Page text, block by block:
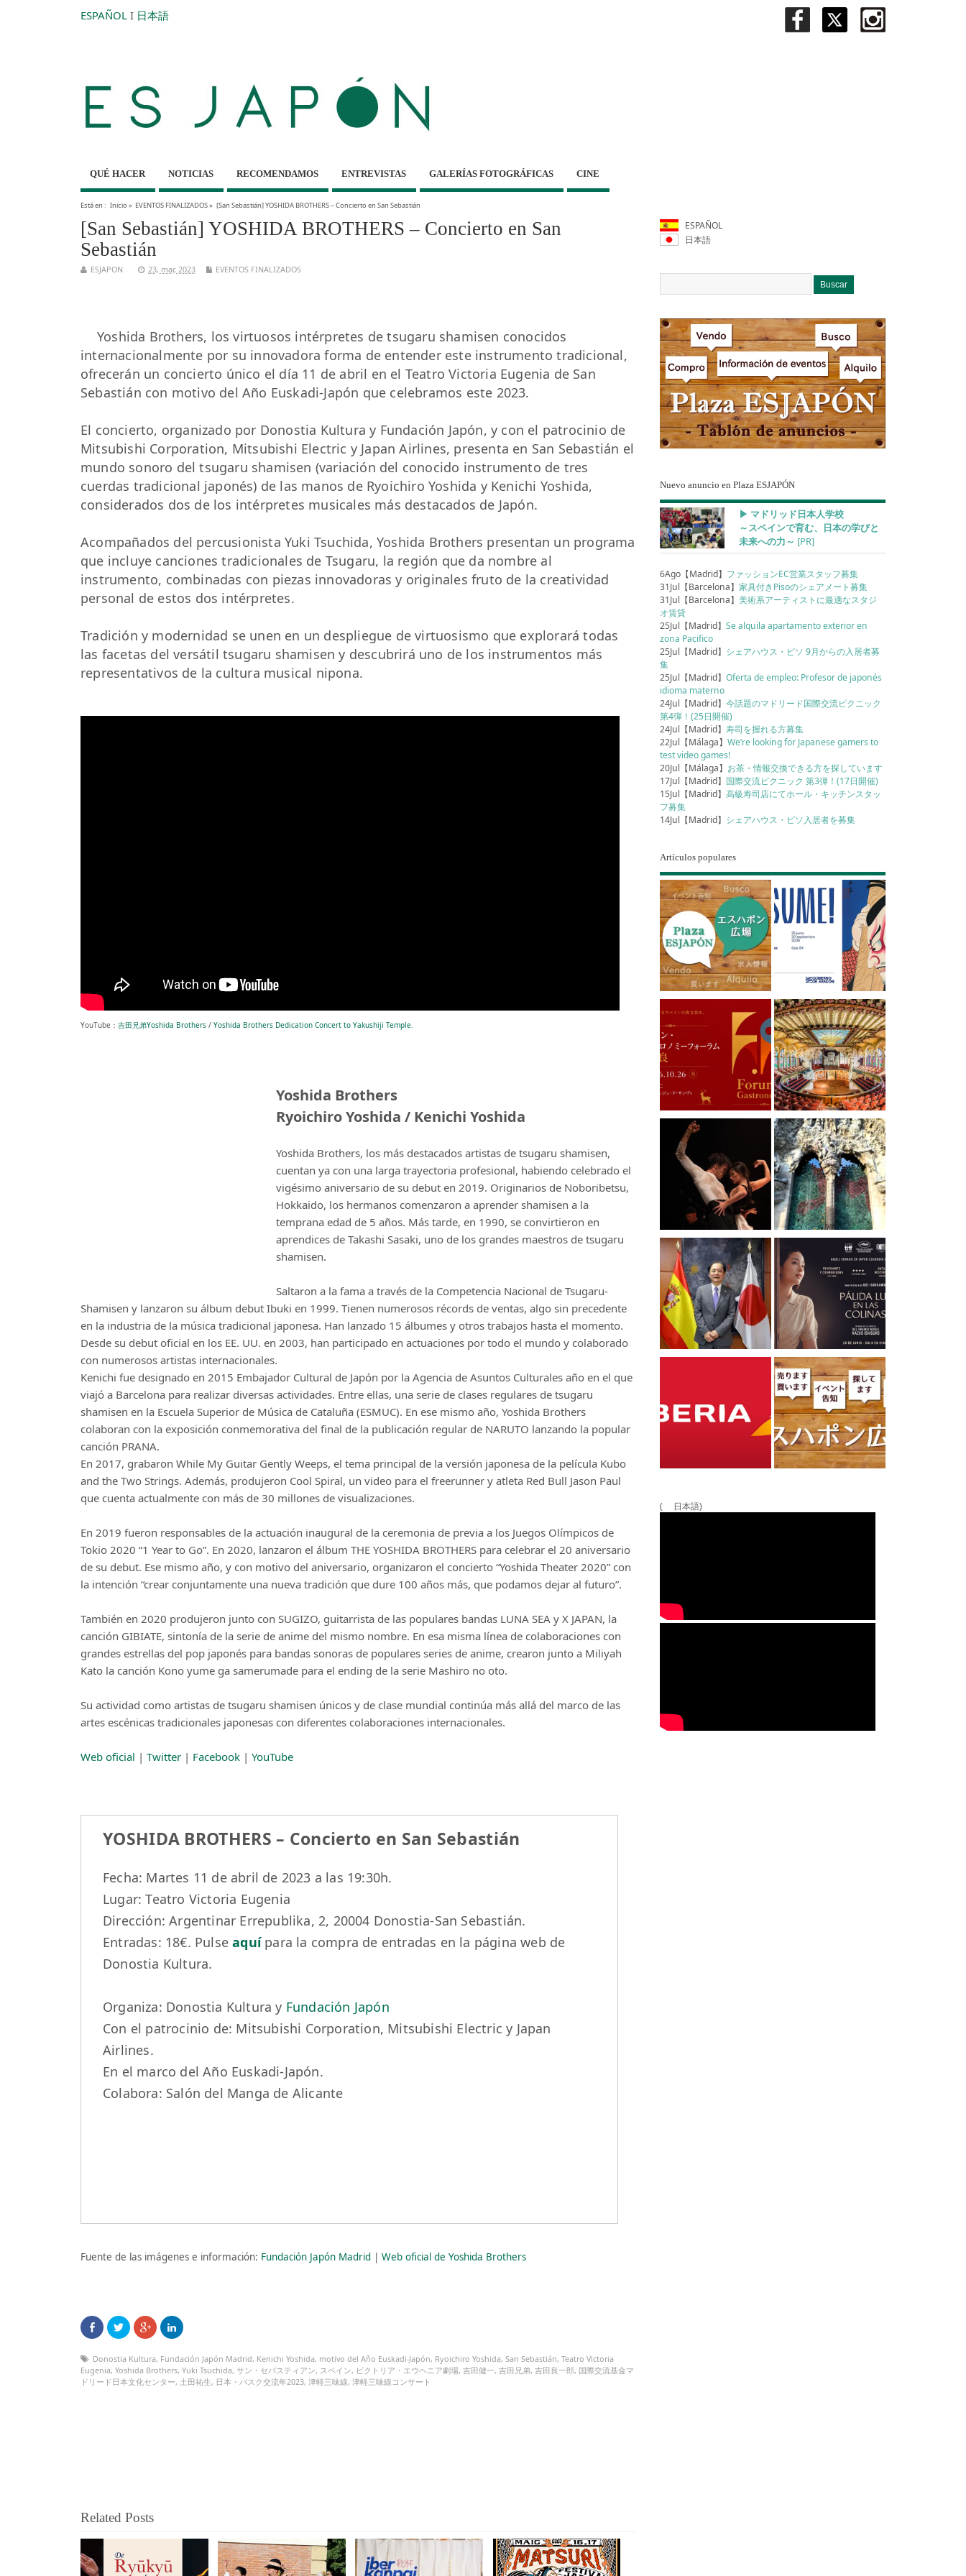
ESPAÑOL I 日本語
QUÉ HACER NOTICIAS RECOMENDAMOS ENTREVISTAS GALERÍAS FOTOGRÁFICAS CINE
Está en : Inicio» EVENTOS FINALIZADOS» [San Sebastián] YOSHIDA BROTHERS – Concierto en San Sebastián
[San Sebastián] YOSHIDA BROTHERS – Concierto en San
Sebastián
ESJAPON 23, mar, 2023 EVENTOS FINALIZADOS
Yoshida Brothers, los virtuosos intérpretes de tsugaru shamisen conocidos
internacionalmente por su innovadora forma de entender este instrumento tradicional,
ofrecerán un concierto único el día 11 de abril en el Teatro Victoria Eugenia de San
Sebastián con motivo del Año Euskadi-Japón que celebramos este 2023.
El concierto, organizado por Donostia Kultura y Fundación Japón, y con el patrocinio de
Mitsubishi Corporation, Mitsubishi Electric y Japan Airlines, presenta en San Sebastián el
mundo sonoro del tsugaru shamisen (variación del conocido instrumento de tres
cuerdas tradicional japonés) de las manos de Ryoichiro Yoshida y Kenichi Yoshida,
considerados dos de los intérpretes musicales más destacados de Japón.
Acompañados del percusionista Yuki Tsuchida, Yoshida Brothers presentan un programa
que incluye canciones tradicionales de Tsugaru, la región que da nombre al
instrumento, combinadas con piezas innovadoras y originales fruto de la creatividad
personal de estos dos intérpretes.
Tradición y modernidad se unen en un despliegue de virtuosismo que explorará todas
las facetas del versátil tsugaru shamisen y descubrirá uno de los instrumentos más
representativos de la cultura musical nipona.
YouTube： 吉田兄弟Yoshida Brothers / Yoshida Brothers Dedication Concert to Yakushiji Temple.
Yoshida Brothers
Ryoichiro Yoshida / Kenichi Yoshida
Yoshida Brothers, los más destacados artistas de tsugaru shamisen,
cuentan ya con una larga trayectoria profesional, habiendo celebrado el
vigésimo aniversario de su debut en 2019. Originarios de Noboribetsu,
Hokkaido, los hermanos comenzaron a aprender shamisen a la
temprana edad de 5 años. Más tarde, en 1990, se convirtieron en
aprendices de Takashi Sasaki, uno de los grandes maestros de tsugaru
shamisen.
Saltaron a la fama a través de la Competencia Nacional de Tsugaru-
Shamisen y lanzaron su álbum debut Ibuki en 1999. Tienen numerosos récords de ventas, algo sin precedente
en la industria de la música tradicional japonesa. Han lanzado 15 álbumes y otros trabajos hasta el momento.
Desde su debut oficial en los EE. UU. en 2003, han participado en actuaciones por todo el mundo y colaborado
con numerosos artistas internacionales.
Kenichi fue designado en 2015 Embajador Cultural de Japón por la Agencia de Asuntos Culturales año en el que
viajó a Barcelona para realizar diversas actividades. Entre ellas, una serie de clases regulares de tsugaru
shamisen en la Escuela Superior de Música de Cataluña (ESMUC). En ese mismo año, Yoshida Brothers
colaboran con la exposición conmemorativa del final de la publicación regular de NARUTO lanzando la popular
canción PRANA.
En 2017, grabaron While My Guitar Gently Weeps, el tema principal de la versión japonesa de la película Kubo
and the Two Strings. Además, produjeron Cool Spiral, un video para el freerunner y atleta Red Bull Jason Paul
que cuenta actualmente con más de 30 millones de visualizaciones.
En 2019 fueron responsables de la actuación inaugural de la ceremonia de previa a los Juegos Olímpicos de
Tokio 2020 “1 Year to Go”. En 2020, lanzaron el álbum THE YOSHIDA BROTHERS para celebrar el 20 aniversario
de su debut. Ese mismo año, y con motivo del aniversario, organizaron el concierto “Yoshida Theater 2020” con
la intención “crear conjuntamente una nueva tradición que dure 100 años más, que podamos dejar al futuro”.
También en 2020 produjeron junto con SUGIZO, guitarrista de las populares bandas LUNA SEA y X JAPAN, la
canción GIBIATE, sintonía de la serie de anime del mismo nombre. En esa misma línea de colaboraciones con
grandes estrellas del pop japonés para bandas sonoras de populares series de anime, crearon junto a Miliyah
Kato la canción Kono yume ga samerumade para el ending de la serie Mashiro no oto.
Su actividad como artistas de tsugaru shamisen únicos y de clase mundial continúa más allá del marco de las
artes escénicas tradicionales japonesas con diferentes colaboraciones internacionales.
Web oficial | Twitter | Facebook | YouTube
YOSHIDA BROTHERS – Concierto en San Sebastián
Fecha: Martes 11 de abril de 2023 a las 19:30h.
Lugar: Teatro Victoria Eugenia
Dirección: Argentinar Errepublika, 2, 20004 Donostia-San Sebastián.
Entradas: 18€. Pulseaquípara la compra de entradas en la página web de
Donostia Kultura.
Organiza: Donostia Kultura y Fundación Japón
Con el patrocinio de: Mitsubishi Corporation, Mitsubishi Electric y Japan
Airlines.
En el marco del Año Euskadi-Japón.
Colabora: Salón del Manga de Alicante
Fuente de las imágenes e información: Fundación Japón Madrid | Web oficial de Yoshida Brothers
Donostia Kultura, Fundación Japón Madrid, Kenichi Yoshida, motivo del Año Euskadi-Japón, Ryoichiro Yoshida, San Sebastián, Teatro Victoria
Eugenia, Yoshida Brothers, Yuki Tsuchida, サン・セバスティアン, スペイン, ビクトリア・エウヘニア劇場, 吉田健一, 吉田兄弟, 吉田良一郎, 国際交流基金マ
ドリード日本文化センター, 土田祐生, 日本・バスク交流年2023, 津軽三味線, 津軽三味線コンサート
Related Posts
ESPAÑOL
日本語
Nuevo anuncio en Plaza ESJAPÓN
▶︎ マドリッド日本人学校
～スペインで育む、日本の学びと
未来への力～ [PR]
6Ago【Madrid】 ファッションEC営業スタッフ募集
31Jul【Barcelona】家具付きPisoのシェアメート募集
31Jul【Barcelona】美術系アーティストに最適なスタジ
オ賃貸
25Jul【Madrid】Se alquila apartamento exterior en
zona Pacifico
25Jul【Madrid】 シェアハウス・ピソ 9月からの入居者募
集
25Jul【Madrid】Oferta de empleo: Profesor de japonés
idioma materno
24Jul【Madrid】今話題のマドリード国際交流ピクニック
第4弾！(25日開催)
24Jul【Madrid】寿司を握れる方募集
22Jul【Málaga】We’re looking for Japanese gamers to
test video games!
20Jul【Málaga】 お茶・情報交換できる方を探しています
17Jul【Madrid】 国際交流ピクニック 第3弾！(17日開催)
15Jul【Madrid】高級寿司店にてホール・キッチンスタッ
フ募集
14Jul【Madrid】 シェアハウス・ピソ入居者を募集
Artículos populares
( 日本語)